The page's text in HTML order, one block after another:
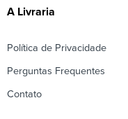
A Livraria
Política de Privacidade
Perguntas Frequentes
Contato